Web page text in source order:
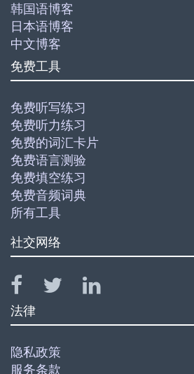
韩国语博客
日本语博客
中文博客
免费工具
免费听写练习
免费听力练习
免费的词汇卡片
免费语言测验
免费填空练习
免费音频词典
所有工具
社交网络
法律
隐私政策
服务条款